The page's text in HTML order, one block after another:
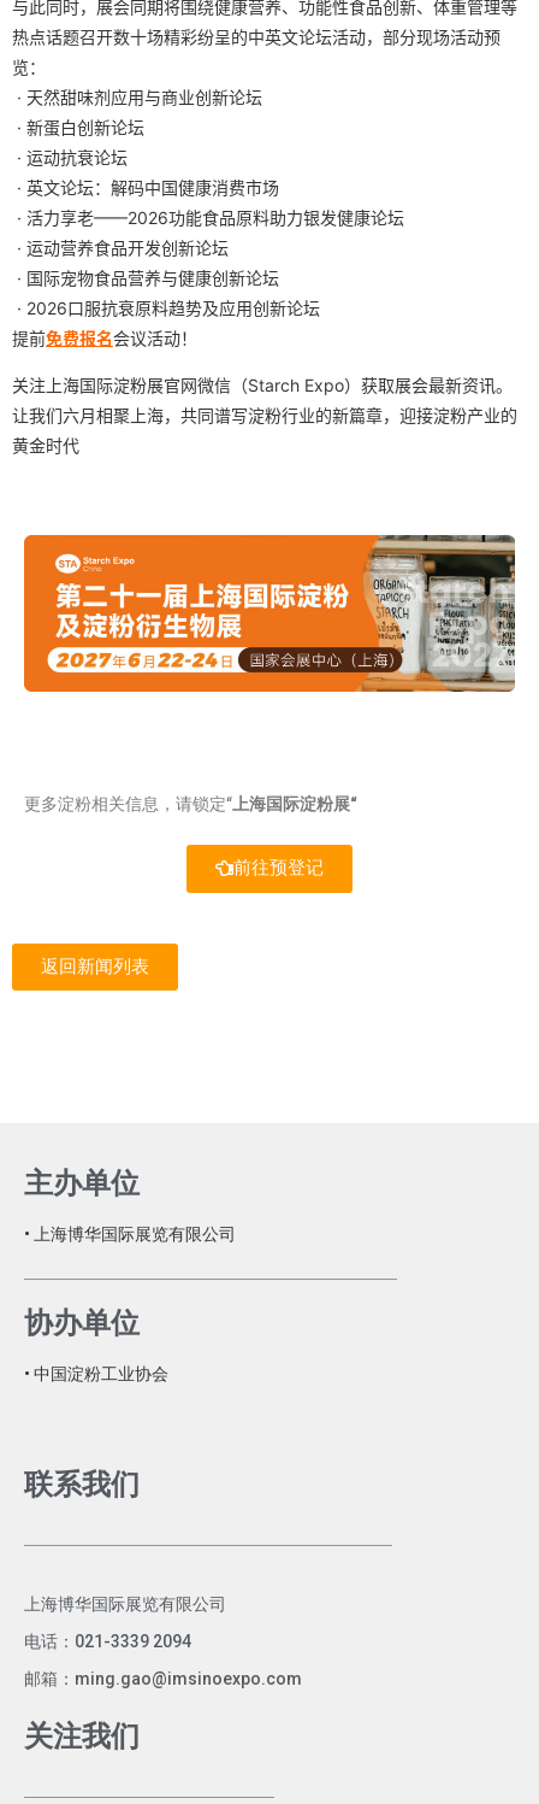
与此同时，展会同期将围绕健康营养、功能性食品创新、体重管理等
热点话题召开数十场精彩纷呈的中英文论坛活动，部分现场活动预
览：
· 天然甜味剂应用与商业创新论坛
· 新蛋白创新论坛
· 运动抗衰论坛
· 英文论坛：解码中国健康消费市场
· 活力享老——2026功能食品原料助力银发健康论坛
· 运动营养食品开发创新论坛
· 国际宠物食品营养与健康创新论坛
· 2026口服抗衰原料趋势及应用创新论坛
提前免费报名会议活动！
关注上海国际淀粉展官网微信（Starch Expo）获取展会最新资讯。
让我们六月相聚上海，共同谱写淀粉行业的新篇章，迎接淀粉产业的
黄金时代
更多淀粉相关信息，请锁定“上海国际淀粉展“
前往预登记
返回新闻列表
主办单位
• 上海博华国际展览有限公司
协办单位
• 中国淀粉工业协会
联系我们
上海博华国际展览有限公司
电话：021-3339 2094
邮箱：ming.gao@imsinoexpo.com
关注我们